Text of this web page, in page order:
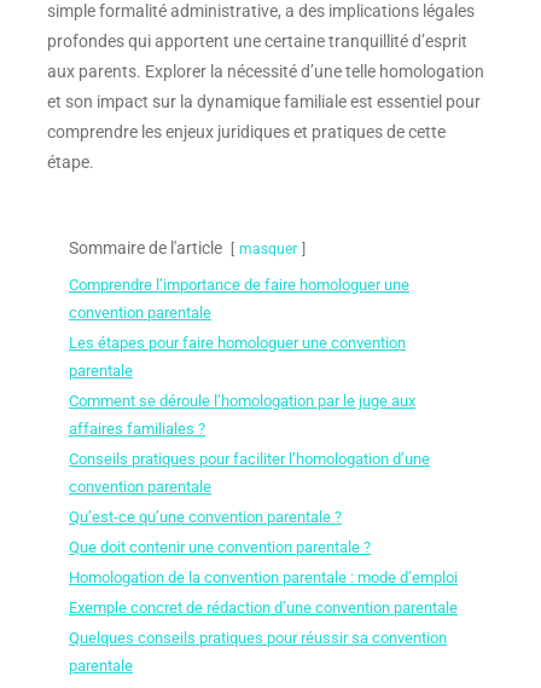
simple formalité administrative, a des implications légales
profondes qui apportent une certaine tranquillité d’esprit
aux parents. Explorer la nécessité d’une telle homologation
et son impact sur la dynamique familiale est essentiel pour
comprendre les enjeux juridiques et pratiques de cette
étape.
Sommaire de l'article masquer
Comprendre l’importance de faire homologuer une
convention parentale
Les étapes pour faire homologuer une convention
parentale
Comment se déroule l’homologation par le juge aux
affaires familiales ?
Conseils pratiques pour faciliter l’homologation d’une
convention parentale
Qu’est-ce qu’une convention parentale ?
Que doit contenir une convention parentale ?
Homologation de la convention parentale : mode d’emploi
Exemple concret de rédaction d’une convention parentale
Quelques conseils pratiques pour réussir sa convention
parentale